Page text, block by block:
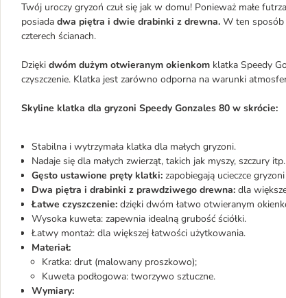
Twój uroczy gryzoń czuł się jak w domu! Ponieważ małe
posiada dwa piętra i dwie drabinki z drewna. W ten sposób
czterech ścianach.
Dzięki dwóm dużym otwieranym okienkom klatka Speedy
czyszczenie. Klatka jest zarówno odporna na warunki
Skyline klatka dla gryzoni Speedy Gonzales 80 w skrócie:
Stabilna i wytrzymała klatka dla małych gryzoni.
Nadaje się dla małych zwierząt, takich jak myszy, szczury itp.
Gęsto ustawione pręty klatki: zapobiegają ucieczce
Dwa piętra i drabinki z prawdziwego drewna: dla
Łatwe czyszczenie: dzięki dwóm łatwo otwieranym
Wysoka kuweta: zapewnia idealną grubość ściółki.
Łatwy montaż: dla większej łatwości użytkowania.
Materiał:
Kratka: drut (malowany proszkowo);
Kuweta podłogowa: tworzywo sztuczne.
Wymiary: